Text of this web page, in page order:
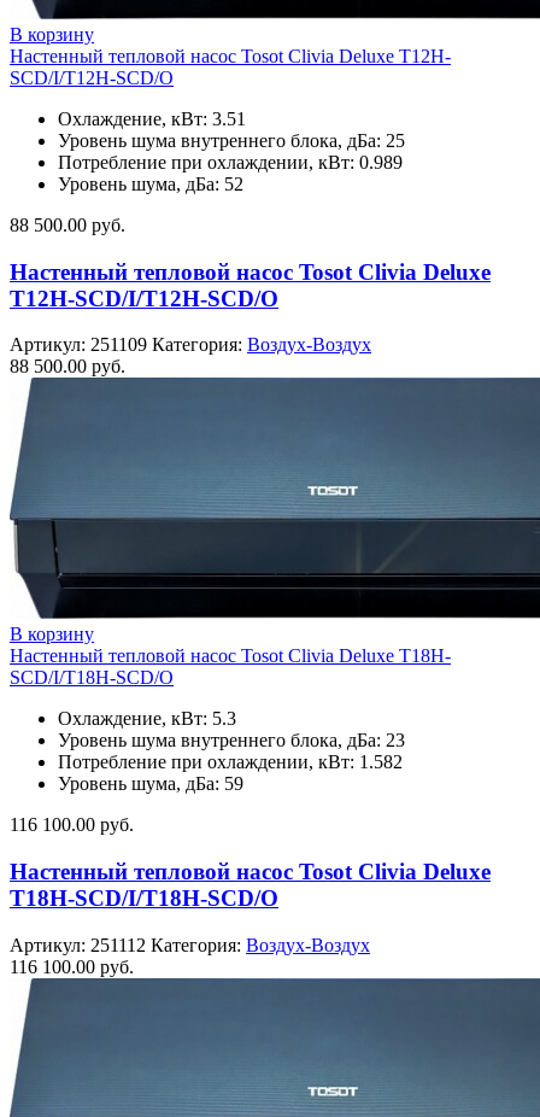
В корзину
Настенный тепловой насос Tosot Clivia Deluxe T12H-
SCD/I/T12H-SCD/O
Охлаждение, кВт: 3.51
Уровень шума внутреннего блока, дБа: 25
Потребление при охлаждении, кВт: 0.989
Уровень шума, дБа: 52
88 500.00 руб.
Настенный тепловой насос Tosot Clivia Deluxe
T12H-SCD/I/T12H-SCD/O
Артикул: 251109 Категория: Воздух-Воздух
88 500.00 руб.
В корзину
Настенный тепловой насос Tosot Clivia Deluxe T18H-
SCD/I/T18H-SCD/O
Охлаждение, кВт: 5.3
Уровень шума внутреннего блока, дБа: 23
Потребление при охлаждении, кВт: 1.582
Уровень шума, дБа: 59
116 100.00 руб.
Настенный тепловой насос Tosot Clivia Deluxe
T18H-SCD/I/T18H-SCD/O
Артикул: 251112 Категория: Воздух-Воздух
116 100.00 руб.